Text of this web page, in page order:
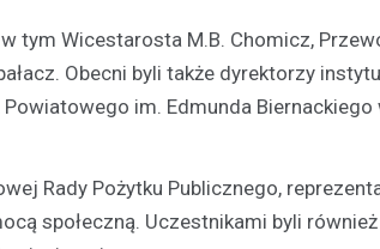
tym Wicestarosta M.B. Chomicz,
Obecni byli także dyrektorzy
im. Edmunda Biernackiego
Rady Pożytku Publicznego,
społeczną. Uczestnikami byli